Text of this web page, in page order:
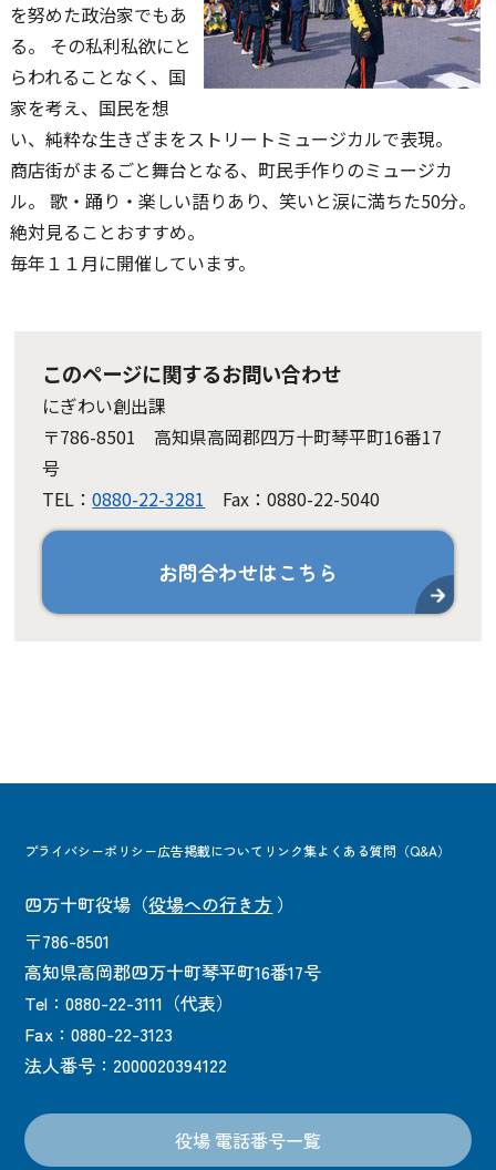
を努めた政治家でもあ
る。 その私利私欲にと
らわれることなく、国
家を考え、国民を想
い、純粋な生きざまをストリートミュージカルで表現。
商店街がまるごと舞台となる、町民手作りのミュージカ
ル。 歌・踊り・楽しい語りあり、笑いと涙に満ちた50分。
絶対見ることおすすめ。
毎年１１月に開催しています。
このページに関するお問い合わせ
にぎわい創出課
〒786-8501 高知県高岡郡四万十町琴平町16番17
号
TEL：0880-22-3281 Fax：0880-22-5040
お問合わせはこちら
プライバシーポリシー広告掲載について リンク集よくある質問（Q&A）
四万十町役場 （役場への行き方 ）
〒786-8501
高知県高岡郡四万十町琴平町16番17号
Tel：0880-22-3111（代表）
Fax：0880-22-3123
法人番号：2000020394122
役場 電話番号一覧